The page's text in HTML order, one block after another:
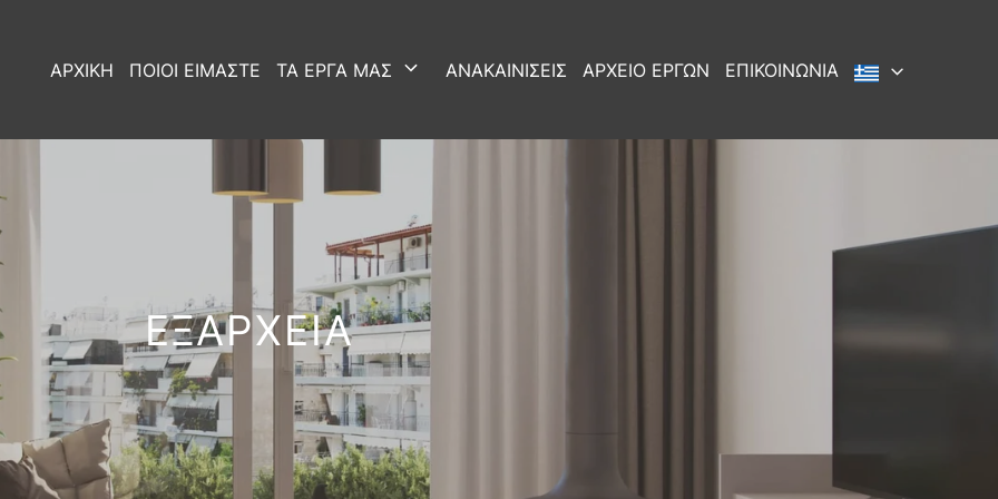
ΑΡΧΙΚΗ ΠΟΙΟΙ ΕΙΜΑΣΤΕ ΤΑ ΕΡΓΑ ΜΑΣ ΑΝΑΚΑΙΝΙΣΕΙΣ ΑΡΧΕΙΟ ΕΡΓΩΝ ΕΠΙΚΟΙΝΩΝΙΑ
ΕΞΑΡΧΕΙΑ